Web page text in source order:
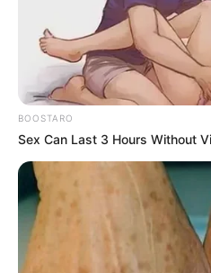
BOOSTARO
Sex Can Last 3 Hours Without